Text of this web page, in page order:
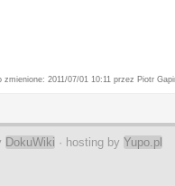
2011/07/01 10:11 przez Piotr
DokuWiki · hosting by Yupo.pl